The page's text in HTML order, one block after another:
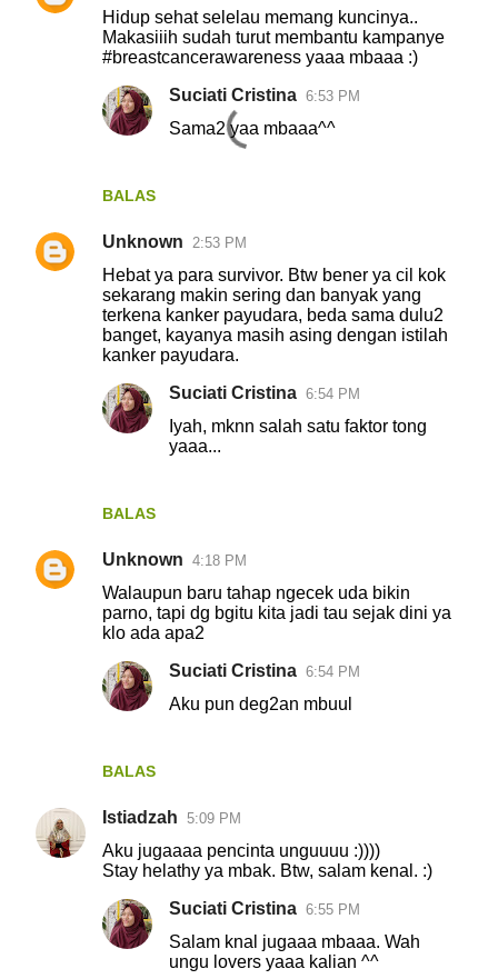
Hidup sehat selelau memang kuncinya..
Makasiiih sudah turut membantu kampanye
#breastcancerawareness yaaa mbaaa :)
BALAS
Suciati Cristina 6:53 PM
Sama2 yaa mbaaa^^
Unknown 2:53 PM
Hebat ya para survivor. Btw bener ya cil kok
sekarang makin sering dan banyak yang
terkena kanker payudara, beda sama dulu2
banget, kayanya masih asing dengan istilah
kanker payudara.
BALAS
Suciati Cristina 6:54 PM
Iyah, mknn salah satu faktor tong
yaaa...
Unknown 4:18 PM
Walaupun baru tahap ngecek uda bikin
parno, tapi dg bgitu kita jadi tau sejak dini ya
klo ada apa2
BALAS
Suciati Cristina 6:54 PM
Aku pun deg2an mbuul
Istiadzah 5:09 PM
Aku jugaaaa pencinta unguuuu :))))
Stay helathy ya mbak. Btw, salam kenal. :)
Suciati Cristina 6:55 PM
Salam knal jugaaa mbaaa. Wah
ungu lovers yaaa kalian ^^